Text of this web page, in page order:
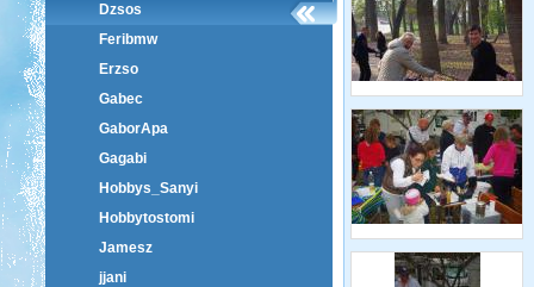
Dzsos
Feribmw
Erzso
Gabec
GaborApa
Gagabi
Hobbys_Sanyi
Hobbytostomi
Jamesz
jjani